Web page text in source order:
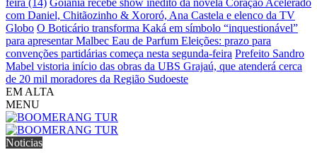
feira (14) Goiânia recebe show inédito da novela Coração Acelerado
com Daniel, Chitãozinho & Xororó, Ana Castela e elenco da TV
Globo O Boticário transforma Kaká em símbolo “inquestionável”
para apresentar Malbec Eau de Parfum Eleições: prazo para
convenções partidárias começa nesta segunda-feira Prefeito Sandro
Mabel vistoria início das obras da UBS Grajaú, que atenderá cerca
de 20 mil moradores da Região Sudoeste
EM ALTA
MENU
Noticias